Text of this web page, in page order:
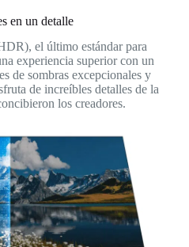
en un detalle
el último estándar para
experiencia superior con un
de sombras excepcionales y
de increíbles detalles de la
los creadores.